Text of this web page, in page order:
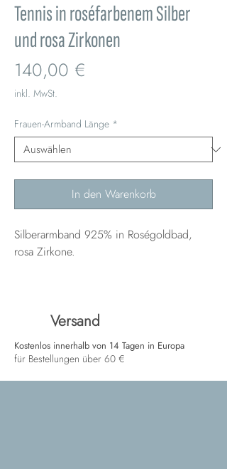
Tennis in roséfarbenem Silber
und rosa Zirkonen
140,00 €
inkl. MwSt.
Frauen-Armband Länge *
In den Warenkorb
Silberarmband 925% in Roségoldbad,
rosa Zirkone.
Versand
Kostenlos innerhalb von 14 Tagen in Europa
für Bestellungen über 60 €